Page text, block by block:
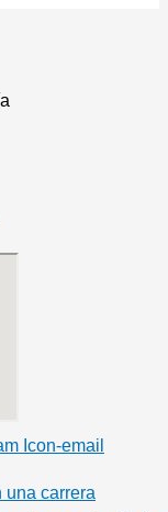
Icon-email
una carrera